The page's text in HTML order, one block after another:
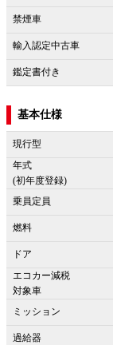
禁煙車
輸入認定中古車
鑑定書付き
基本仕様
現行型
年式
(初年度登録)
乗員定員
燃料
ドア
エコカー減税
対象車
ミッション
過給器